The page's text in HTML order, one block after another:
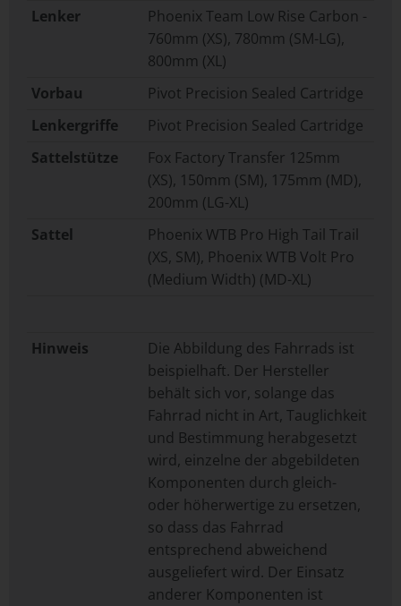
Lenker
Phoenix Team Low Rise Carbon -
760mm (XS), 780mm (SM-LG),
800mm (XL)
Vorbau
Pivot Precision Sealed Cartridge
Lenkergriffe
Pivot Precision Sealed Cartridge
Sattelstütze
Fox Factory Transfer 125mm
(XS), 150mm (SM), 175mm (MD),
200mm (LG-XL)
Sattel
Phoenix WTB Pro High Tail Trail
(XS, SM), Phoenix WTB Volt Pro
(Medium Width) (MD-XL)
Hinweis
Die Abbildung des Fahrrads ist
beispielhaft. Der Hersteller
behält sich vor, solange das
Fahrrad nicht in Art, Tauglichkeit
und Bestimmung herabgesetzt
wird, einzelne der abgebildeten
Komponenten durch gleich-
oder höherwertige zu ersetzen,
so dass das Fahrrad
entsprechend abweichend
ausgeliefert wird. Der Einsatz
anderer Komponenten ist